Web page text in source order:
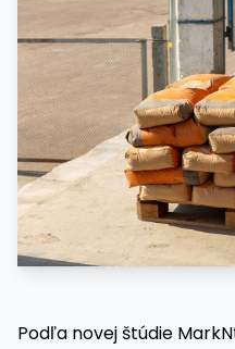
Podľa novej štúdie